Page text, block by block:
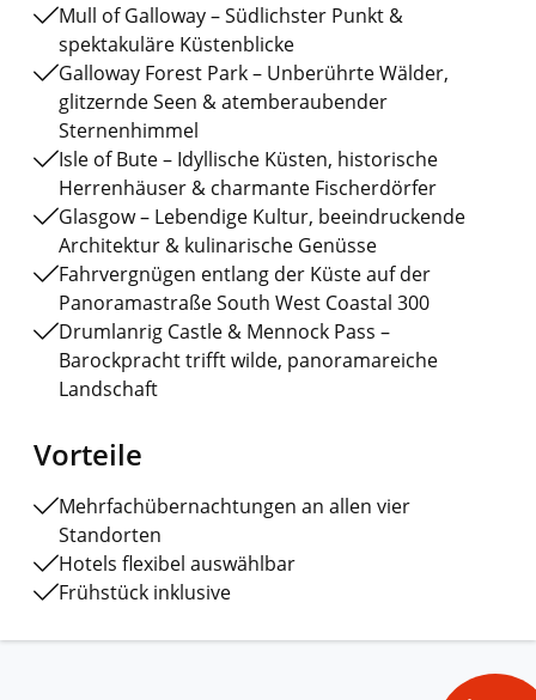
Mull of Galloway – Südlichster Punkt &
spektakuläre Küstenblicke
Galloway Forest Park – Unberührte Wälder,
glitzernde Seen & atemberaubender
Sternenhimmel
Isle of Bute – Idyllische Küsten, historische
Herrenhäuser & charmante Fischerdörfer
Glasgow – Lebendige Kultur, beeindruckende
Architektur & kulinarische Genüsse
Fahrvergnügen entlang der Küste auf der
Panoramastraße South West Coastal 300
Drumlanrig Castle & Mennock Pass –
Barockpracht trifft wilde, panoramareiche
Landschaft
Vorteile
Mehrfachübernachtungen an allen vier
Standorten
Hotels flexibel auswählbar
Frühstück inklusive